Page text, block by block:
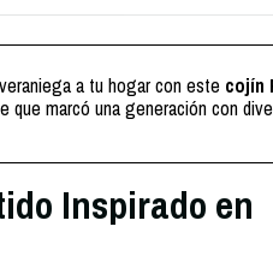
a tu hogar con este cojín
que marcó una generación con
Inspirado en